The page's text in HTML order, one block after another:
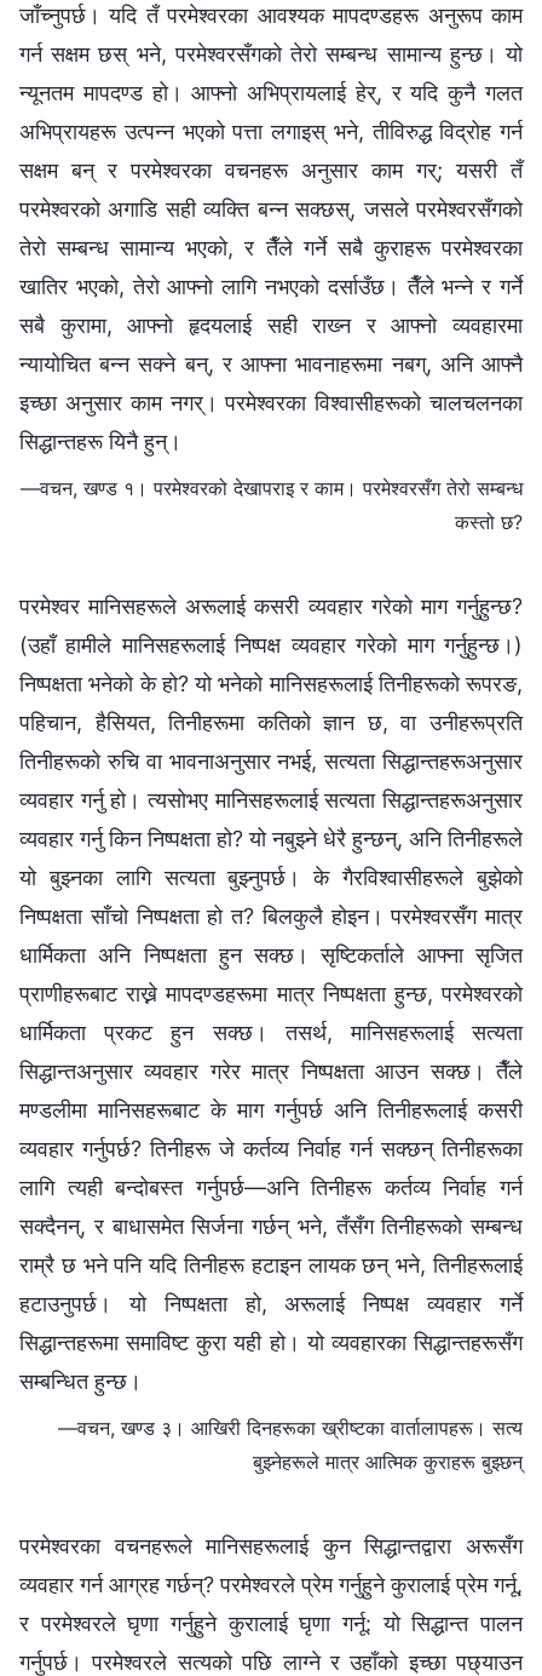
जाँच्नुपर्छ। यदि तँ परमेश्‍वरका आवश्यक मापदण्डहरू अनुरूप काम
गर्न सक्षम छस् भने, परमेश्‍वरसँगको तेरो सम्बन्ध सामान्य हुन्छ। यो
न्यूनतम मापदण्ड हो। आफ्नो अभिप्रायलाई हेर्, र यदि कुनै गलत
अभिप्रायहरू उत्पन्न भएको पत्ता लगाइस् भने, तीविरुद्ध विद्रोह गर्न
सक्षम बन् र परमेश्‍वरका वचनहरू अनुसार काम गर्; यसरी तँ
परमेश्‍वरको अगाडि सही व्यक्ति बन्न सक्छस्, जसले परमेश्‍वरसँगको
तेरो सम्बन्ध सामान्य भएको, र तैँले गर्ने सबै कुराहरू परमेश्‍वरका
खातिर भएको, तेरो आफ्नो लागि नभएको दर्साउँछ। तैँले भन्‍ने र गर्ने
सबै कुरामा, आफ्‍नो हृदयलाई सही राख्‍न र आफ्‍नो व्यवहारमा
न्यायोचित बन्‍न सक्‍ने बन्, र आफ्‍ना भावनाहरूमा नबग्, अनि आफ्‍नै
इच्‍छा अनुसार काम नगर्। परमेश्‍वरका विश्‍वासीहरूको चालचलनका
सिद्धान्तहरू यिनै हुन्।
—वचन, खण्ड १। परमेश्‍वरको देखापराइ र काम। परमेश्‍वरसँग तेरो सम्बन्ध
कस्तो छ?
परमेश्‍वर मानिसहरूले अरूलाई कसरी व्यवहार गरेको माग गर्नुहुन्छ?
(उहाँ हामीले मानिसहरूलाई निष्पक्ष व्यवहार गरेको माग गर्नुहुन्छ।)
निष्पक्षता भनेको के हो? यो भनेको मानिसहरूलाई तिनीहरूको रूपरङ,
पहिचान, हैसियत, तिनीहरूमा कतिको ज्ञान छ, वा उनीहरूप्रति
तिनीहरूको रुचि वा भावनाअनुसार नभई, सत्यता सिद्धान्तहरूअनुसार
व्यवहार गर्नु हो। त्यसोभए मानिसहरूलाई सत्यता सिद्धान्तहरूअनुसार
व्यवहार गर्नु किन निष्पक्षता हो? यो नबुझ्ने धेरै हुन्छन्, अनि तिनीहरूले
यो बुझ्नका लागि सत्यता बुझ्नुपर्छ। के गैरविश्‍वासीहरूले बुझेको
निष्पक्षता साँचो निष्पक्षता हो त? बिलकुलै होइन। परमेश्‍वरसँग मात्र
धार्मिकता अनि निष्पक्षता हुन सक्छ। सृष्टिकर्ताले आफ्ना सृजित
प्राणीहरूबाट राख्ने मापदण्डहरूमा मात्र निष्पक्षता हुन्छ, परमेश्‍वरको
धार्मिकता प्रकट हुन सक्छ। तसर्थ, मानिसहरूलाई सत्यता
सिद्धान्तअनुसार व्यवहार गरेर मात्र निष्पक्षता आउन सक्छ। तैँले
मण्डलीमा मानिसहरूबाट के माग गर्नुपर्छ अनि तिनीहरूलाई कसरी
व्यवहार गर्नुपर्छ? तिनीहरू जे कर्तव्य निर्वाह गर्न सक्छन् तिनीहरूका
लागि त्यही बन्दोबस्त गर्नुपर्छ—अनि तिनीहरू कर्तव्य निर्वाह गर्न
सक्दैनन्, र बाधासमेत सिर्जना गर्छन् भने, तँसँग तिनीहरूको सम्बन्ध
राम्रै छ भने पनि यदि तिनीहरू हटाइन लायक छन् भने, तिनीहरूलाई
हटाउनुपर्छ। यो निष्पक्षता हो, अरूलाई निष्पक्ष व्यवहार गर्ने
सिद्धान्तहरूमा समाविष्ट कुरा यही हो। यो व्यवहारका सिद्धान्तहरूसँग
सम्बन्धित हुन्छ।
—वचन, खण्ड ३। आखिरी दिनहरूका ख्रीष्टका वार्तालापहरू। सत्य
बुझ्नेहरूले मात्र आत्मिक कुराहरू बुझ्छन्
परमेश्‍वरका वचनहरूले मानिसहरूलाई कुन सिद्धान्तद्वारा अरूसँग
व्यवहार गर्न आग्रह गर्छन्? परमेश्‍वरले प्रेम गर्नुहुने कुरालाई प्रेम गर्नू,
र परमेश्‍वरले घृणा गर्नुहुने कुरालाई घृणा गर्नू: यो सिद्धान्त पालन
गर्नुपर्छ। परमेश्‍वरले सत्यको पछि लाग्ने र उहाँको इच्छा पछ्याउन